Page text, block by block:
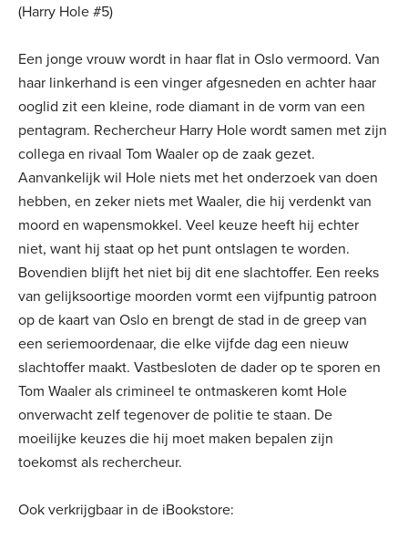
(Harry Hole #5)
Een jonge vrouw wordt in haar flat in Oslo vermoord. Van
haar linkerhand is een vinger afgesneden en achter haar
ooglid zit een kleine, rode diamant in de vorm van een
pentagram. Rechercheur Harry Hole wordt samen met zijn
collega en rivaal Tom Waaler op de zaak gezet.
Aanvankelijk wil Hole niets met het onderzoek van doen
hebben, en zeker niets met Waaler, die hij verdenkt van
moord en wapensmokkel. Veel keuze heeft hij echter
niet, want hij staat op het punt ontslagen te worden.
Bovendien blijft het niet bij dit ene slachtoffer. Een reeks
van gelijksoortige moorden vormt een vijfpuntig patroon
op de kaart van Oslo en brengt de stad in de greep van
een seriemoordenaar, die elke vijfde dag een nieuw
slachtoffer maakt. Vastbesloten de dader op te sporen en
Tom Waaler als crimineel te ontmaskeren komt Hole
onverwacht zelf tegenover de politie te staan. De
moeilijke keuzes die hij moet maken bepalen zijn
toekomst als rechercheur.
Ook verkrijgbaar in de iBookstore: